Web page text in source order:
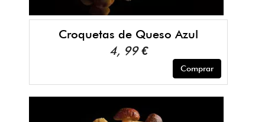
Croquetas de Queso Azul
4, 99 €
Comprar